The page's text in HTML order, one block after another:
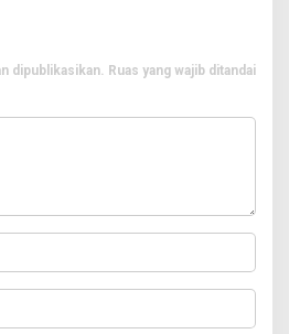
dipublikasikan. Ruas yang wajib ditandai